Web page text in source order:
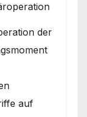
der
auf